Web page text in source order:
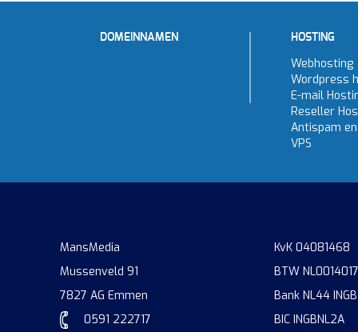
DOMEINNAMEN HOSTING
Webhosting
Wordpress
E-mail
Reseller
Antispam
VPS
MansMedia
Mussenveld 91
7827 AG Emmen
0591 222717
KvK 04081468
BTW
Bank NL44
BIC INGBNL2A